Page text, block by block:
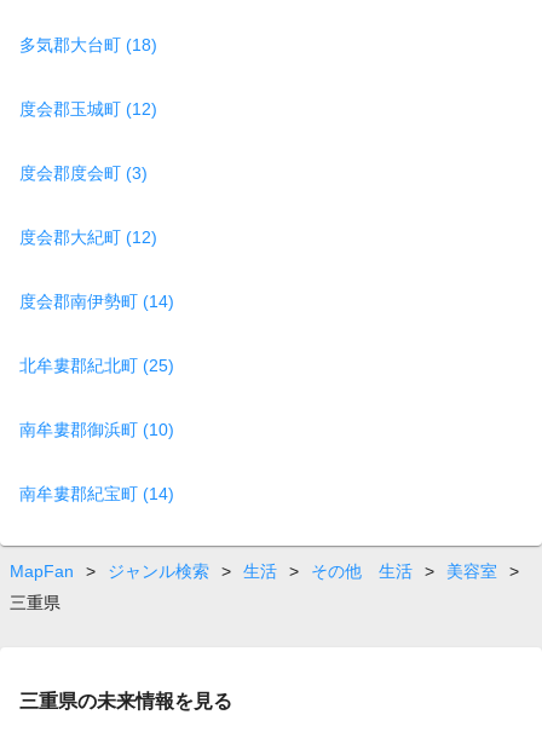
多気郡大台町 (18)
度会郡玉城町 (12)
度会郡度会町 (3)
度会郡大紀町 (12)
度会郡南伊勢町 (14)
北牟婁郡紀北町 (25)
南牟婁郡御浜町 (10)
南牟婁郡紀宝町 (14)
MapFan > ジャンル検索 > 生活 > その他 生活 > 美容室
>
三重県
三重県の未来情報を見る